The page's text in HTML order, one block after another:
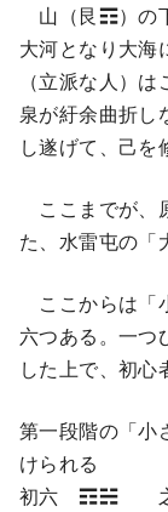
山（艮☶）の
大河となり大海
（立派な人）
泉が紆余曲折し
し遂げて、己を
ここまでが、
た、水雷屯の「
ここからは「
六つある。一つ
した上で、初心
第一段階の「小
けられる
初六 ☶☵ 之